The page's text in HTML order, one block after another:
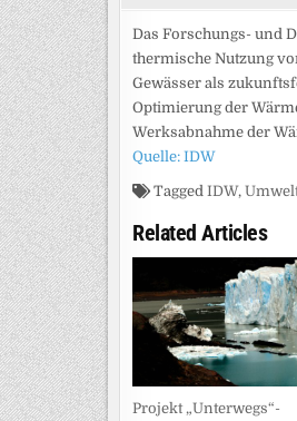
Das Forschungs- und
thermische Nutzung
Gewässer als
Optimierung der
Werksabnahme der
Quelle: IDW
Tagged IDW,
Related Articles
Projekt „Unterwegs“-